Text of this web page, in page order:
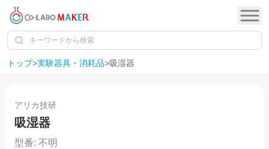
トップ>実験器具・消耗品>吸湿器
SOLD OUT
アリカ技研
吸湿器
型番: 不明